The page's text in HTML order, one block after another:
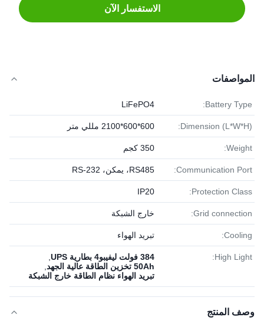
الاستفسار الآن
المواصفات
Battery Type:
LiFePO4
Dimension (L*W*H): 600*600*2100 مللي متر
Weight: 350 كجم
Communication Port: RS485، يمكن، RS-232
Protection Class:
IP20
Grid connection: خارج الشبكة
Cooling: تبريد الهواء
High Light: 384 فولت ليفيبو4 بطارية UPS
50Ah تخزين الطاقة عالية الجهد
تبريد الهواء نظام الطاقة خارج الشبكة
وصف المنتج